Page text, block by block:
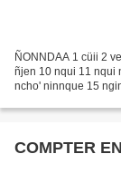
ÑONNDAA 1 cüii 2
ñjen 10 nqui 11 nqui
ncho' ninnque 15
COMPTER